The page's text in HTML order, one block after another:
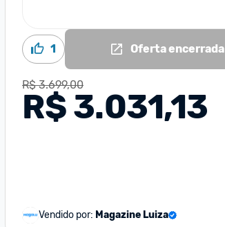
1 Oferta encerrada
R$ 3.699,00
R$ 3.031,13
Vendido por: Magazine Luiza